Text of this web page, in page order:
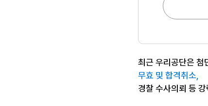
최근 우리공단은 첨
무효 및 합격취소,
경찰 수사의뢰 등